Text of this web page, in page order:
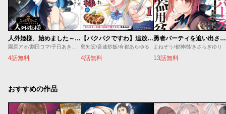
人外姫様、始めました～Ｆｒｅｅ Ｌｉｆｅ Ｆａｎｔａｓｙ Ｏｎｌｉｎｅ～
4話無料
【パクパクですわ】追放されたお嬢様の『モンスターを食べるほど強くなる』スキルは、１食で１レベルアップする前代未聞の最強スキルでした。３日で人類最強になりましたわ～！
島知宏/音速炒飯/有都あらゆる
4話無料
勇者パーティを追い出された器用貧乏 ～パーティ事情で付与術士をやっていた剣士、万能へと至る～
よねぞう/都神樹/きさらぎゆり
13話無料
おすすめの作品